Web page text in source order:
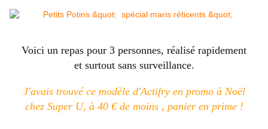
Voici un repas pour 3 personnes, réalisé rapidement
et surtout sans surveillance.
J'avais trouvé ce modèle d'Actifry en promo à Noël
chez Super U, à 40 € de moins , panier en prime !